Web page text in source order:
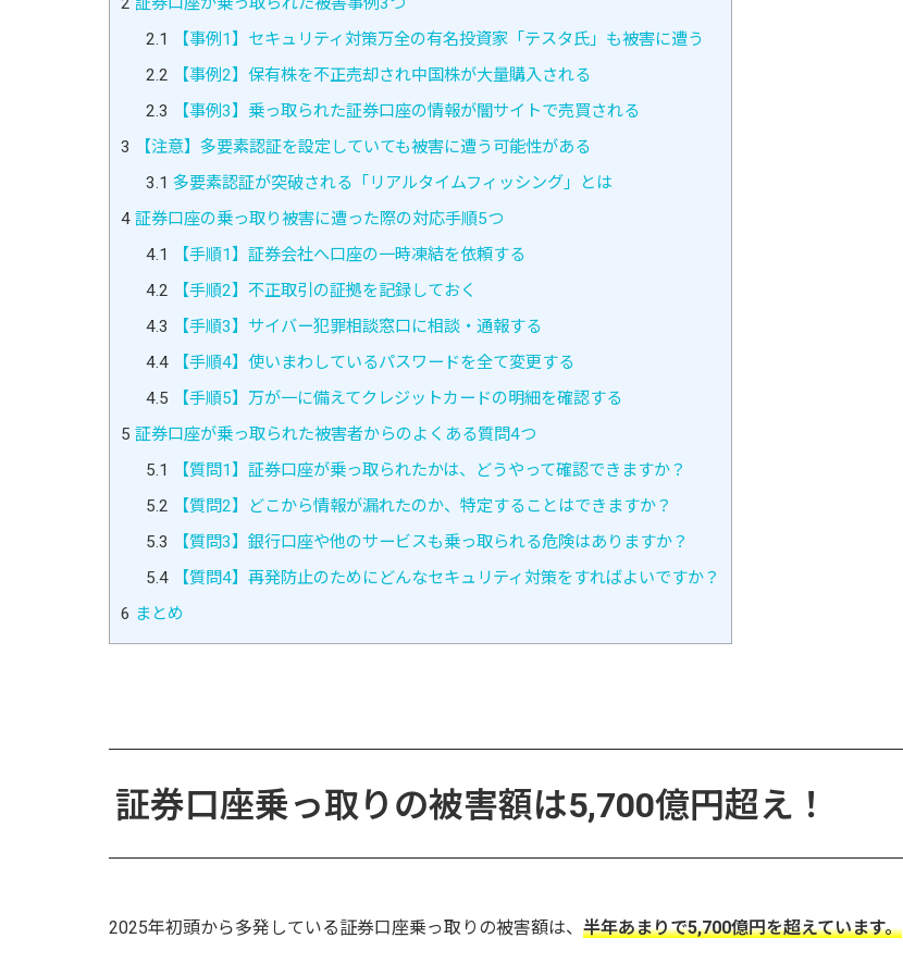
2.1
【事例1】セキュリティ対策万全の有名投資家「テスタ氏」も被害に遭う
2.2 【事例2】保有株を不正売却され中国株が大量購入される
2.3 【事例3】乗っ取られた証券口座の情報が闇サイトで売買される
3
【注意】多要素認証を設定していても被害に遭う可能性がある
3.1 多要素認証が突破される「リアルタイムフィッシング」とは
4 証券口座の乗っ取り被害に遭った際の対応手順5つ
4.1
【手順1】証券会社へ口座の一時凍結を依頼する
4.2 【手順2】不正取引の証拠を記録しておく
4.3 【手順3】サイバー犯罪相談窓口に相談・通報する
4.4【手順4】使いまわしているパスワードを全て変更する
4.5 【手順5】万が一に備えてクレジットカードの明細を確認する
5 証券口座が乗っ取られた被害者からのよくある質問4つ
5.1
【質問1】証券口座が乗っ取られたかは、どうやって確認できますか？
5.2 【質問2】どこから情報が漏れたのか、特定することはできますか？
5.3 【質問3】銀行口座や他のサービスも乗っ取られる危険はありますか？
5.4【質問4】再発防止のためにどんなセキュリティ対策をすればよいですか？
6 まとめ
証券口座乗っ取りの被害額は5,700億円超え！
2025年初頭から多発している証券口座乗っ取りの被害額は、 半年あまりで5,700億円を超えています。